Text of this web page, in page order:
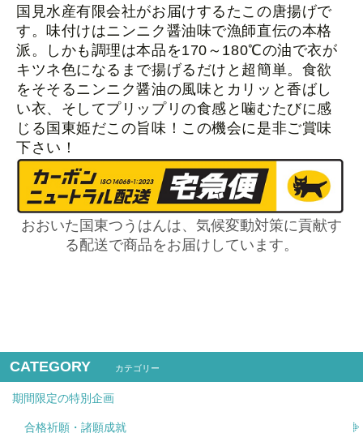
国見水産有限会社がお届けするたこの唐揚げで
す。味付けはニンニク醤油味で漁師直伝の本格
派。しかも調理は本品を170～180℃の油で衣が
キツネ色になるまで揚げるだけと超簡単。食欲
をそそるニンニク醤油の風味とカリッと香ばし
い衣、そしてプリップリの食感と噛むたびに感
じる国東姫だこの旨味！この機会に是非ご賞味
下さい！
おおいた国東つうはんは、気候変動対策に貢献す
る配送で商品をお届けしています。
CATEGORY カテゴリー
期間限定の特別企画
合格祈願・諸願成就